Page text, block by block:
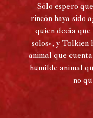
Sólo espero
rincón haya sido
quien decía que
solos», y Tolkien
animal que
humilde animal
no